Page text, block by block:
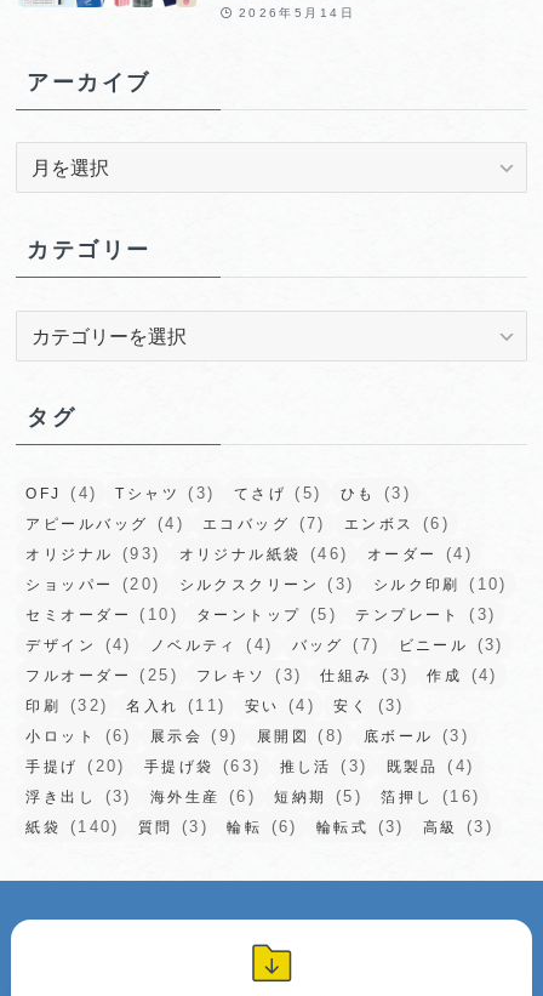
2026年5月14日
アーカイブ
ア
イ
ブ
カテゴリー
リ
ー
タグ
OFJ (4) Tシャツ (3) てさげ (5) ひも (3)
アピールバッグ (4) エコバッグ (7) エンボス (6)
オリジナル (93) オリジナル紙袋 (46) オーダー (4)
ショッパー (20) シルクスクリーン (3) シルク印刷 (10)
セミオーダー (10) ターントップ (5) テンプレート (3)
デザイン (4) ノベルティ (4) バッグ (7) ビニール (3)
フルオーダー (25) フレキソ (3) 仕組み (3) 作成 (4)
印刷 (32) 名入れ (11) 安い (4) 安く (3)
小ロット (6) 展示会 (9) 展開図 (8) 底ボール (3)
手提げ (20) 手提げ袋 (63) 推し活 (3) 既製品 (4)
浮き出し (3) 海外生産 (6) 短納期 (5) 箔押し (16)
紙袋 (140) 質問 (3) 輪転 (6) 輪転式 (3) 高級 (3)